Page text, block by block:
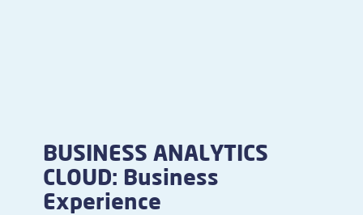
BUSINESS ANALYTICS
CLOUD: Business
Experience